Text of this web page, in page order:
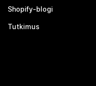
Shopify-blogi
Tutkimus